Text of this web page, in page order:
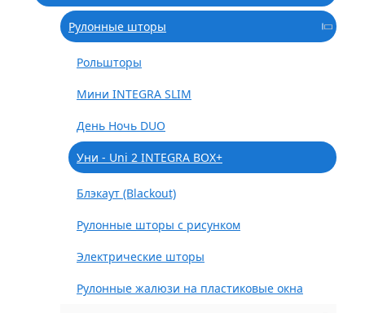
Рулонные шторы
Рольшторы
Мини INTEGRA SLIM
День Ночь DUO
Уни - Uni 2 INTEGRA BOX+
Блэкаут (Blackout)
Рулонные шторы с рисунком
Электрические шторы
Рулонные жалюзи на пластиковые окна